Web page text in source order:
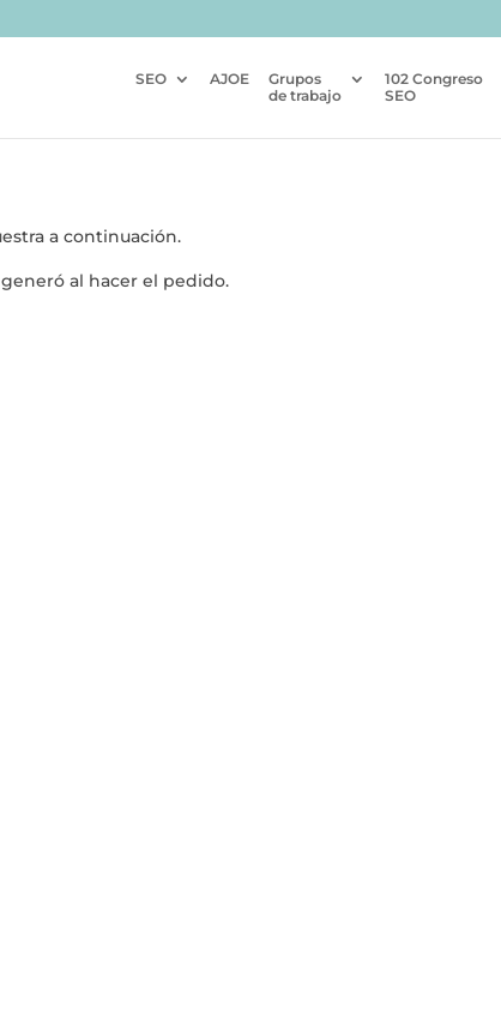
SEO AJOE
Grupos
de trabajo
102 Congreso
SEO
a continuación.
al hacer el pedido.